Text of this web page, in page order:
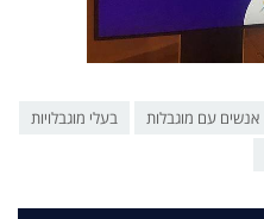
אנשים עם מוגבלות
בעלי מוגבלויות